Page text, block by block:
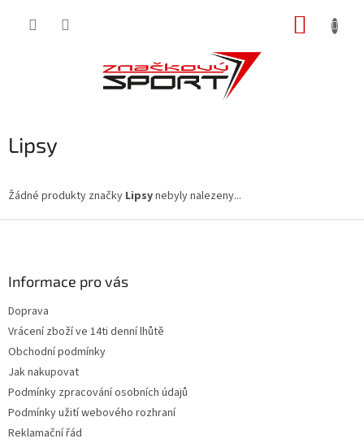
Lipsy
Žádné produkty značky Lipsynebyly nalezeny...
Informace pro vás
Doprava
Vrácení zboží ve 14ti denní lhůtě
Obchodní podmínky
Jak nakupovat
Podmínky zpracování osobních údajů
Podmínky užití webového rozhraní
Reklamační řád